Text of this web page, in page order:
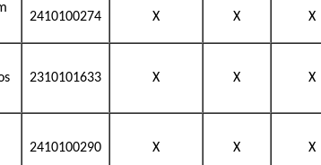
2410100274 X X X
2310101633 X X X
2410100290 X X X